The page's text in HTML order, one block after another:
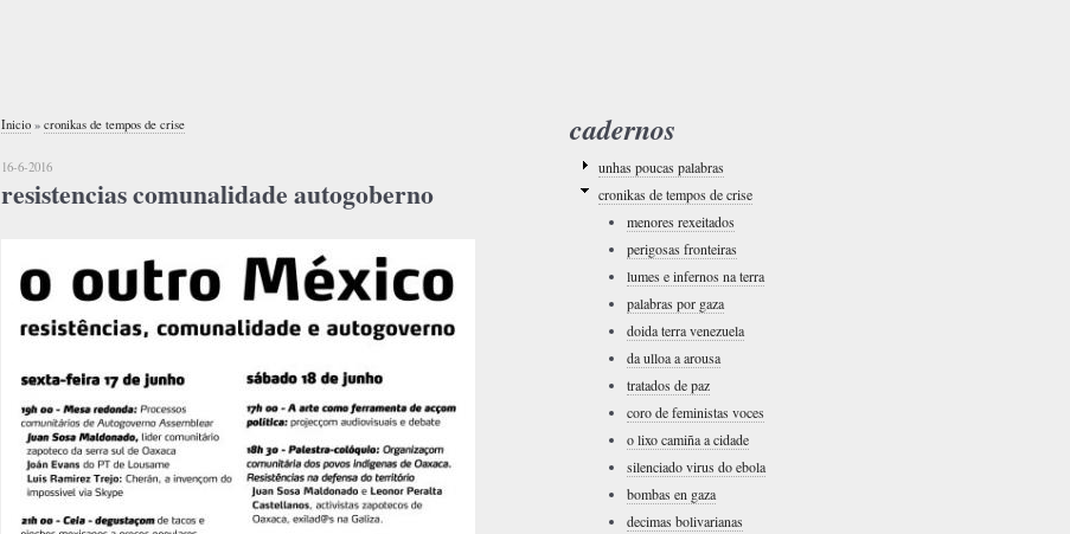
Inicio » cronikas de tempos de crise
16-6-2016
resistencias comunalidade autogoberno
cadernos
unhas poucas palabras
cronikas de tempos de crise
menores rexeitados
perigosas fronteiras
lumes e infernos na terra
palabras por gaza
doida terra venezuela
da ulloa a arousa
tratados de paz
coro de feministas voces
o lixo camiña a cidade
silenciado virus do ebola
bombas en gaza
decimas bolivarianas